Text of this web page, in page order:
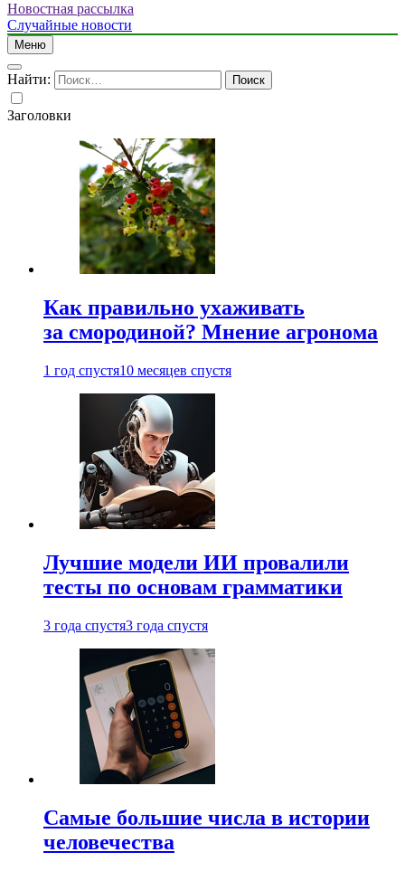
Новостная рассылка
Случайные новости
Меню
Найти:
Заголовки
Как правильно ухаживать
за смородиной? Мнение агронома
1 год спустя10 месяцев спустя
Лучшие модели ИИ провалили
тесты по основам грамматики
3 года спустя3 года спустя
Самые большие числа в истории
человечества